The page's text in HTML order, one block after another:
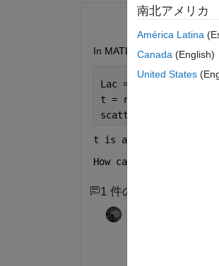
In MATLAB, I created a
Lac = readmatrix(
t = readmatrix(
scatter(t, Lac)
t is a 7x1 matrix;
How can I fit a line
1 件のコメント
南北アメリカ
América Latina
Canada (English)
United States